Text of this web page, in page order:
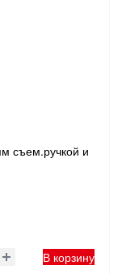
съем.ручкой и
В корзину